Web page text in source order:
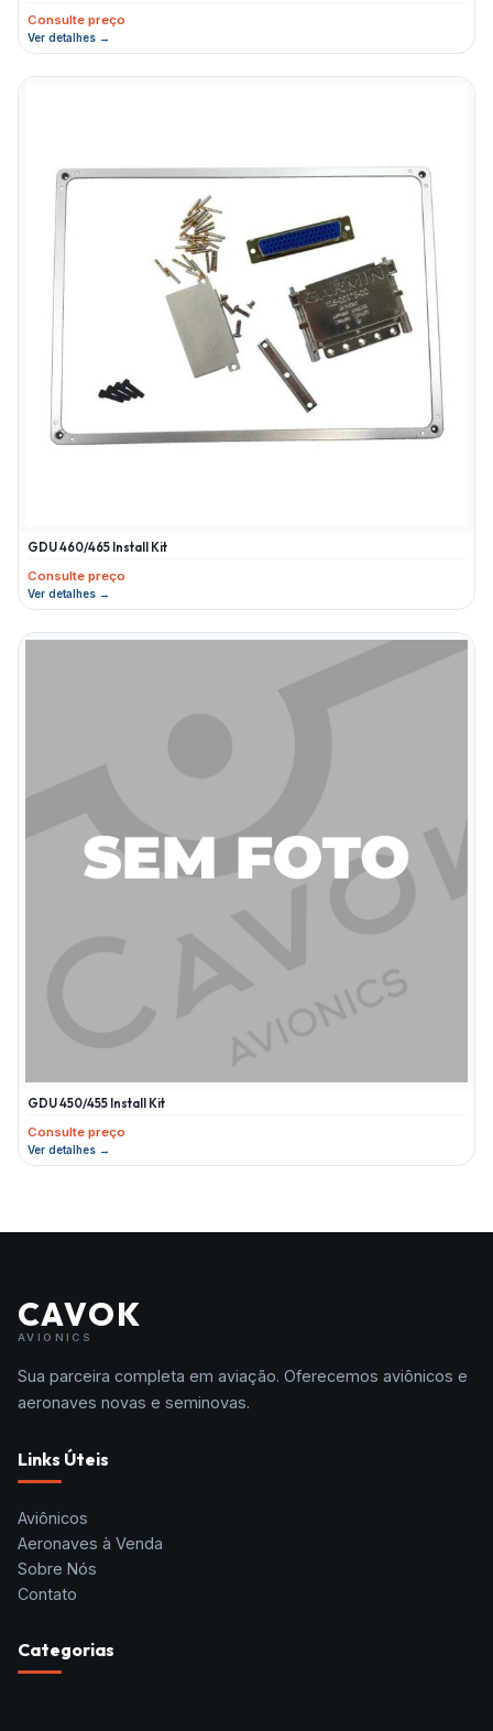
Consulte preço
Ver detalhes →
GDU 460/465 Install Kit
Consulte preço
Ver detalhes →
GDU 450/455 Install Kit
Consulte preço
Ver detalhes →
CAVOK
AVIONICS
Sua parceira completa em aviação. Oferecemos aviônicos e
aeronaves novas e seminovas.
Links Úteis
Aviônicos
Aeronaves à Venda
Sobre Nós
Contato
Categorias